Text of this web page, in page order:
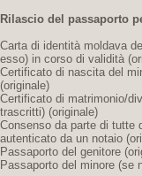
Rilascio del passaporto
Carta di identità moldava
esso) in corso di validità
Certificato di nascita del
(originale)
Certificato di matrimonio/
trascritti) (originale)
Consenso da parte di tutte
autenticato da un notaio
Passaporto del genitore
Passaporto del minore (se